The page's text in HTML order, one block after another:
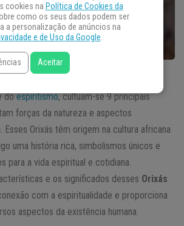
doespiritismo, cultuam-se 9 principais
forças da natureza e aspectos
Esses Orixás têm origem na cultura africana
uma história rica, simbolismos únicos e
para a vida espiritual e cotidiana.
e os significados desses Orixás
com a espiritualidade e proporciona
aspectos da existência humana.
cookies na Política de Cookies da
como os seus dados podem ser
a personalização de anúncios na
e de Uso da Google.
Aceitar